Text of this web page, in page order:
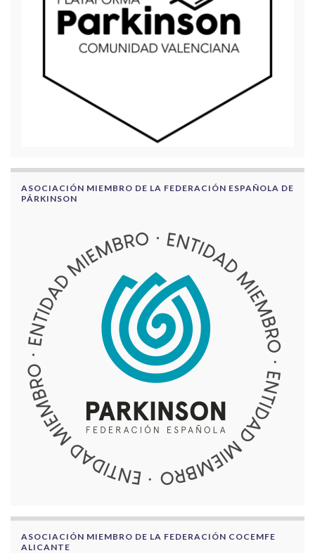
ASOCIACIÓN MIEMBRO DE LA FEDERACIÓN ESPAÑOLA DE
PÁRKINSON
ASOCIACIÓN MIEMBRO DE LA FEDERACIÓN COCEMFE
ALICANTE